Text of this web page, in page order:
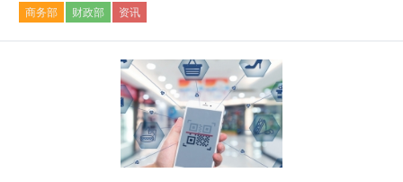
商务部 财政部 资讯